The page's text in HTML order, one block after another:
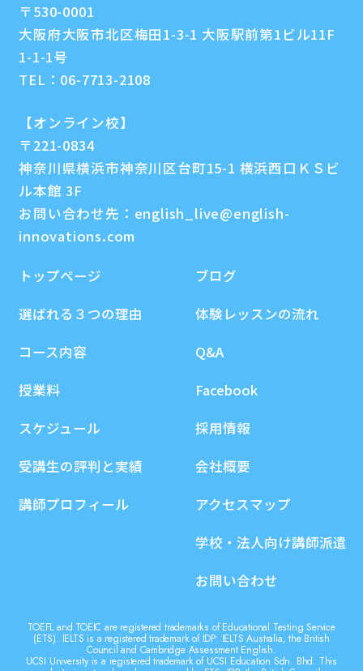
〒530-0001
大阪府大阪市北区梅田1-3-1 大阪駅前第1ビル11F
1-1-1号
TEL： 06-7713-2108
【オンライン校】
〒221-0834
神奈川県横浜市神奈川区台町15-1 横浜西口ＫＳビ
ル本館 3F
お問い合わせ先： english_live@english-
innovations.com
トップページ
選ばれる３つの理由
コース内容
授業料
スケジュール
受講生の評判と実績
講師プロフィール
ブログ
体験レッスンの流れ
Q&A
Facebook
採用情報
会社概要
アクセスマップ
学校・法人向け講師派遣
お問い合わせ
TOEFL and TOEIC are registered trademarks of Educational Testing Service
(ETS). IELTS is a registered trademark of IDP: IELTS Australia, the British
Council and Cambridge Assessment English.
UCSI University is a registered trademark of UCSI Education Sdn. Bhd. This